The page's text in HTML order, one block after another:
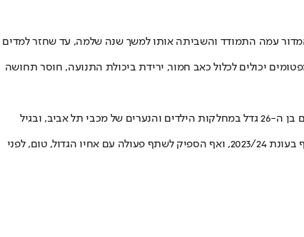
מהקבוצה והתמודד עם מחלה בשם תסמונת המדור עמה התמודד והשביתה אותו למשך שנה שלמה, עד שחזר למדים
יכולים לכלול כאב חמור, ירידת ביכולת התנועה, חוסר תחושה
למרות פרישתו של טום מכדורגל בעקבות הפציעה בברכו, עדיין יש כדורגלן פעיל במשפחה, אחיו הקטן גיא שלח, שמשחק, איך לא? בהפועל כפר סבא. הבלם בן ה-26 גדל במחלקות הילדים והנערים של מכבי תל אביב, ובגיל
גיא החל את דרכו כשחקן בוגרים בהפועל מרמורק בליגה א', וכמו כן, שיחק גם בהפועל הרצליה, ירמיהו חולון, הפועל רעננה, והפועל כפר סבא, אליה הצטרף בעונת 2023/24, ואף הספיק לשתף פעולה עם אחיו הגדול, טום, לפני